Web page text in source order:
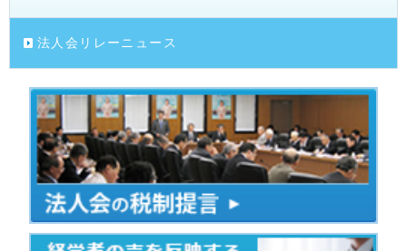
法人会リレーニュース